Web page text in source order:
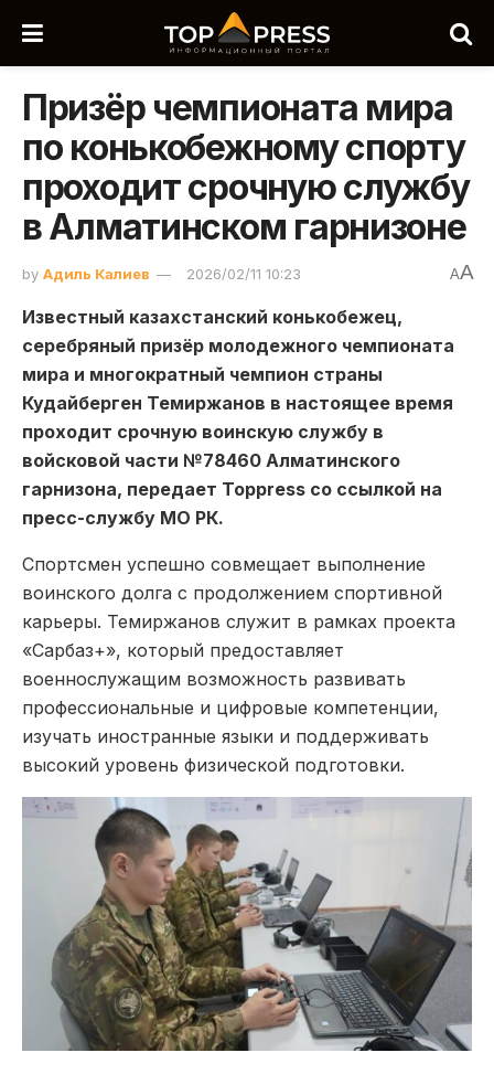
Призёр чемпионата мира
по конькобежному спорту
проходит срочную службу
в Алматинском гарнизоне
by Адиль Калиев 2026/02/11 10:23 AA
Известный казахстанский конькобежец,
серебряный призёр молодежного чемпионата
мира и многократный чемпион страны
Кудайберген Темиржанов в настоящее время
проходит срочную воинскую службу в
войсковой части №78460 Алматинского
гарнизона, передает Toppress со ссылкой на
пресс-службу МО РК.
Спортсмен успешно совмещает выполнение
воинского долга с продолжением спортивной
карьеры. Темиржанов служит в рамках проекта
«Сарбаз+», который предоставляет
военнослужащим возможность развивать
профессиональные и цифровые компетенции,
изучать иностранные языки и поддерживать
высокий уровень физической подготовки.